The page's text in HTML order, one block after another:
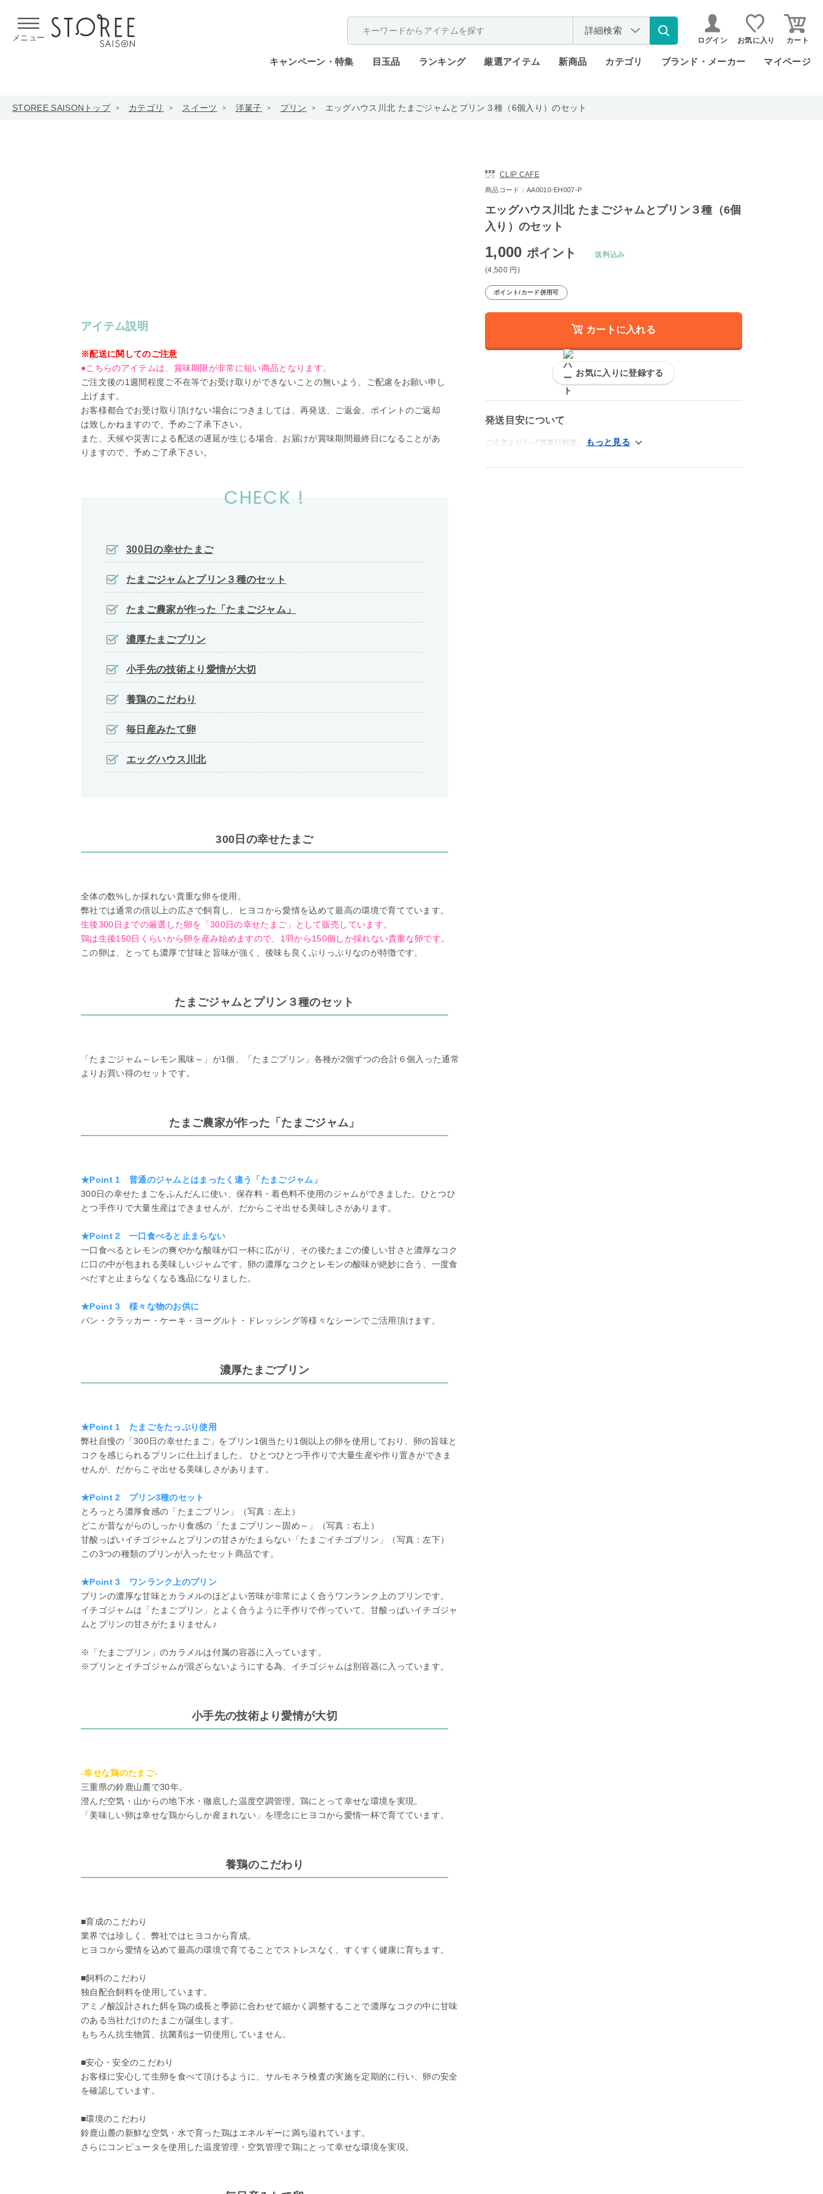
メニュー
詳細検索
ログイン お気に入り カート
キャンペーン・特集 目玉品 ランキング 厳選アイテム 新商品 カテゴリ ブランド・メーカー マイページ
STOREE SAISONトップ カテゴリ スイーツ 洋菓子 プリン エッグハウス川北 たまごジャムとプリン３種（6個入り）のセット
アイテム説明
※配送に関してのご注意
●こちらのアイテムは、賞味期限が非常に短い商品となります。
ご注文後の1週間程度ご不在等でお受け取りができないことの無いよう、ご配慮をお願い申し
上げます。
お客様都合でお受け取り頂けない場合につきましては、再発送、ご返金、ポイントのご返却
は致しかねますので、予めご了承下さい。
また、天候や災害による配送の遅延が生じる場合、お届けが賞味期間最終日になることがあ
りますので、予めご了承下さい。
CHECK !
300日の幸せたまご
たまごジャムとプリン３種のセット
たまご農家が作った「たまごジャム」
濃厚たまごプリン
小手先の技術より愛情が大切
養鶏のこだわり
毎日産みたて卵
エッグハウス川北
300日の幸せたまご
全体の数%しか採れない貴重な卵を使用。
弊社では通常の倍以上の広さで飼育し、ヒヨコから愛情を込めて最高の環境で育てています。
生後300日までの厳選した卵を「300日の幸せたまご」として販売しています。
鶏は生後150日くらいから卵を産み始めますので、1羽から150個しか採れない貴重な卵です。
この卵は、とっても濃厚で甘味と旨味が強く、後味も良くぷりっぷりなのが特徴です。
たまごジャムとプリン３種のセット
「たまごジャム～レモン風味～」が1個、「たまごプリン」各種が2個ずつの合計６個入った通常
よりお買い得のセットです。
たまご農家が作った「たまごジャム」
★Point 1 普通のジャムとはまったく違う「たまごジャム」
300日の幸せたまごをふんだんに使い、保存料・着色料不使用のジャムができました。ひとつひ
とつ手作りで大量生産はできませんが、だからこそ出せる美味しさがあります。
★Point 2 一口食べると止まらない
一口食べるとレモンの爽やかな酸味が口一杯に広がり、その後たまごの優しい甘さと濃厚なコク
に口の中が包まれる美味しいジャムです。卵の濃厚なコクとレモンの酸味が絶妙に合う、一度食
べだすと止まらなくなる逸品になりました。
★Point 3 様々な物のお供に
パン・クラッカー・ケーキ・ヨーグルト・ドレッシング等様々なシーンでご活用頂けます。
濃厚たまごプリン
★Point 1 たまごをたっぷり使用
弊社自慢の「300日の幸せたまご」をプリン1個当たり1個以上の卵を使用しており、卵の旨味と
コクを感じられるプリンに仕上げました。 ひとつひとつ手作りで大量生産や作り置きができま
せんが、だからこそ出せる美味しさがあります。
★Point 2 プリン3種のセット
とろっとろ濃厚食感の「たまごプリン」（写真：左上）
どこか昔ながらのしっかり食感の「たまごプリン～固め～」（写真：右上）
甘酸っぱいイチゴジャムとプリンの甘さがたまらない「たまごイチゴプリン」（写真：左下）
この3つの種類のプリンが入ったセット商品です。
★Point 3 ワンランク上のプリン
プリンの濃厚な甘味とカラメルのほどよい苦味が非常によく合うワンランク上のプリンです。
イチゴジャムは「たまごプリン」とよく合うように手作りで作っていて、甘酸っぱいイチゴジャ
ムとプリンの甘さがたまりません♪
※「たまごプリン」のカラメルは付属の容器に入っています。
※プリンとイチゴジャムが混ざらないようにする為、イチゴジャムは別容器に入っています。
小手先の技術より愛情が大切
-幸せな鶏のたまご-
三重県の鈴鹿山麓で30年。
澄んだ空気・山からの地下水・徹底した温度空調管理。鶏にとって幸せな環境を実現。
「美味しい卵は幸せな鶏からしか産まれない」を理念にヒヨコから愛情一杯で育てています。
養鶏のこだわり
■育成のこだわり
業界では珍しく、弊社ではヒヨコから育成。
ヒヨコから愛情を込めて最高の環境で育てることでストレスなく、すくすく健康に育ちます。
■飼料のこだわり
独自配合飼料を使用しています。
アミノ酸設計された餌を鶏の成長と季節に合わせて細かく調整することで濃厚なコクの中に甘味
のある当社だけのたまごが誕生します。
もちろん抗生物質、抗菌剤は一切使用していません。
■安心・安全のこだわり
お客様に安心して生卵を食べて頂けるように、サルモネラ検査の実施を定期的に行い、卵の安全
を確認しています。
■環境のこだわり
鈴鹿山麓の新鮮な空気・水で育った鶏はエネルギーに満ち溢れています。
さらにコンピュータを使用した温度管理・空気管理で鶏にとって幸せな環境を実現。
CLIP CAFE
商品コード：AA0010-EH007-P
エッグハウス川北 たまごジャムとプリン３種（6個
入り）のセット
1,000 ポイント
(4,500 円 )
送料込み
ポイント/カード併用可
カートに入れる
お気に入りに登録する
発送目安について
ご注文より2～7営業日程度